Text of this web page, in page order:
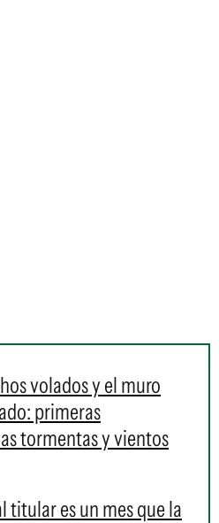
volados y el muro
primeras
tormentas y vientos
titular es un mes que la